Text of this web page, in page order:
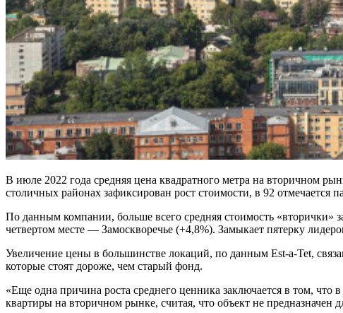
В июле 2022 года средняя цена квадратного метра на вторичном
столичных районах зафиксирован рост стоимости, в 92
По данным компании, больше всего средняя стоимость
четвертом месте — Замоскворечье (+4,8%). Замыкает пятерку
Увеличение цены в большинстве локаций, по данным Est-a-Tet,
которые стоят дороже, чем старый фонд.
«Еще одна причина роста среднего ценника заключается в том,
квартиры на вторичном рынке, считая, что объект не